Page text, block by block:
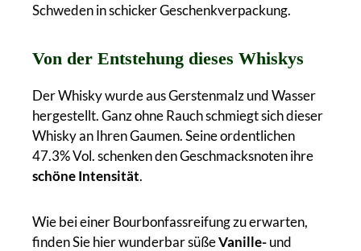
Schweden in schicker Geschenkverpackung.
Von der Entstehung dieses Whiskys
Der Whisky wurde aus Gerstenmalz und Wasser
hergestellt. Ganz ohne Rauch schmiegt sich dieser
Whisky an Ihren Gaumen. Seine ordentlichen
47.3% Vol. schenken den Geschmacksnoten ihre
schöne Intensität.
Wie bei einer Bourbonfassreifung zu erwarten,
finden Sie hier wunderbar süßeVanille-und